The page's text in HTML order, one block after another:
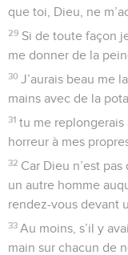
que toi, Dieu, ne
29 Si de toute façon
me donner de la
30 J’aurais beau me
mains avec de la
31 tu me replongerais
horreur à mes
32 Car Dieu n’est
un autre homme
rendez-vous devant
33 Au moins, s’il y
main sur chacun de